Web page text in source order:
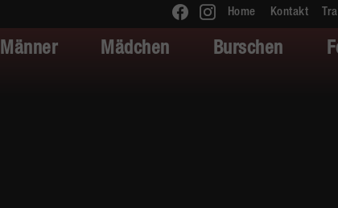
Home Kontakt
Männer Mädchen Burschen